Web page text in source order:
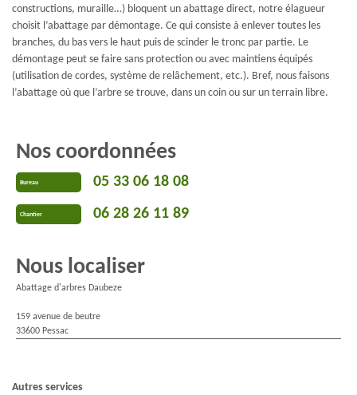
constructions, muraille…) bloquent un abattage direct, notre élagueur
choisit l’abattage par démontage. Ce qui consiste à enlever toutes les
branches, du bas vers le haut puis de scinder le tronc par partie. Le
démontage peut se faire sans protection ou avec maintiens équipés
(utilisation de cordes, système de relâchement, etc.). Bref, nous faisons
l’abattage où que l’arbre se trouve, dans un coin ou sur un terrain libre.
Nos coordonnées
Bureau 05 33 06 18 08
Chantier 06 28 26 11 89
Nous localiser
Abattage d'arbres Daubeze
159 avenue de beutre
33600 Pessac
Autres services